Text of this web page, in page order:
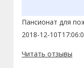
Пансионат для
2018-12-
Читать отзывы